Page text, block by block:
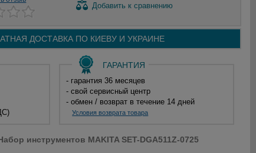
Добавить к сравнению
ДОСТАВКА ПО КИЕВУ И УКРАИНЕ
ГАРАНТИЯ
- гарантия 36 месяцев
- свой сервисный центр
- обмен / возврат в течение 14 дней
Условия возврата товара
инструментов MAKITA SET-DGA511Z-0725